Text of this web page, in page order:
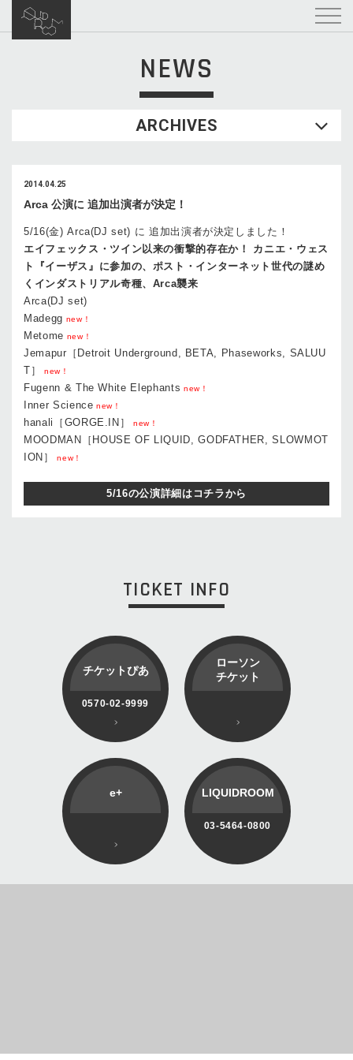
NEWS
ARCHIVES
2014.04.25
Arca 公演に 追加出演者が決定！
5/16(金) Arca(DJ set) に 追加出演者が決定しました！
エイフェックス・ツイン以来の衝撃的存在か！ カニエ・ウェス
ト『イーザス』に参加の、ポスト・インターネット世代の謎め
くインダストリアル奇種、Arca襲来
Arca(DJ set)
Madegg new！
Metome new！
Jemapur［Detroit Underground, BETA, Phaseworks, SALUU
T］
new！
Fugenn & The White Elephants new！
Inner Science new！
hanali［GORGE.IN］ new！
MOODMAN［HOUSE OF LIQUID, GODFATHER, SLOWMOT
ION］
new！
5/16の公演詳細はコチラから
TICKET INFO
チケットぴあ
0570-02-9999
ローソン
チケット
e+ LIQUIDROOM
03-5464-0800